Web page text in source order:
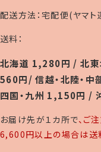
配送方法：宅配便(ヤマト
送料：
北海道 1,280円 / 北
560円/ 信越・北陸・
四国・九州 1,150円 /
お届け先が１カ所で、ご
6,600円以上の場合は送